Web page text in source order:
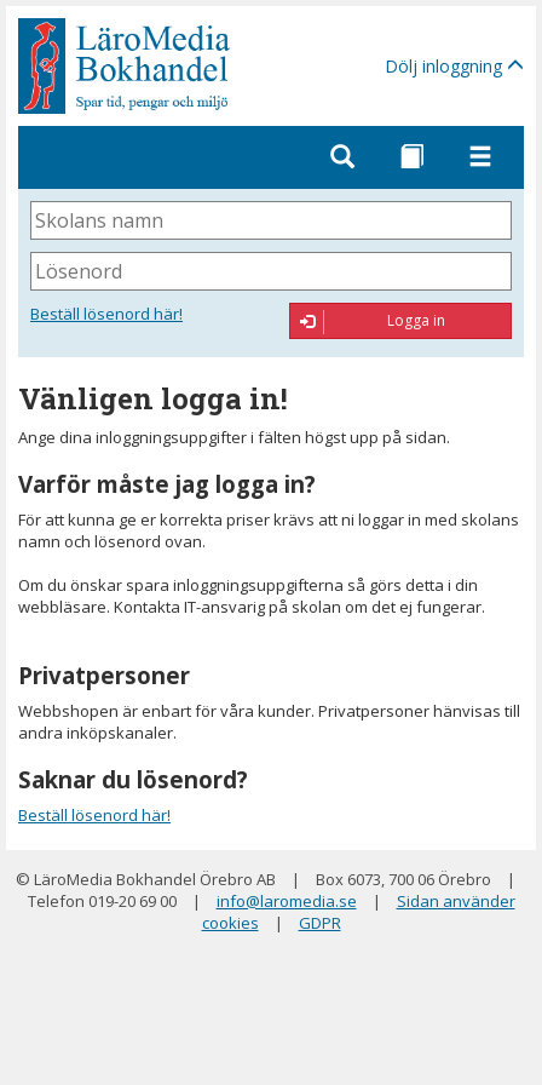
Gå
sidinnehåll
Dölj inloggning
Skolans
namn
Lösenord
Beställ lösenord här! Logga in
Vänligen logga in!
Ange dina inloggningsuppgifter i fälten högst upp på sidan.
Varför måste jag logga in?
För att kunna ge er korrekta priser krävs att ni loggar in med skolans
namn och lösenord ovan.
Om du önskar spara inloggningsuppgifterna så görs detta i din
webbläsare. Kontakta IT-ansvarig på skolan om det ej fungerar.
Privatpersoner
Webbshopen är enbart för våra kunder. Privatpersoner hänvisas till
andra inköpskanaler.
Saknar du lösenord?
Beställ lösenord här!
© LäroMedia Bokhandel Örebro AB | Box 6073, 700 06 Örebro
|
Telefon 019-20 69 00
| info@laromedia.se |
Sidan använder
cookies
| GDPR